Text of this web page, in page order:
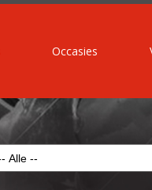
Occasies